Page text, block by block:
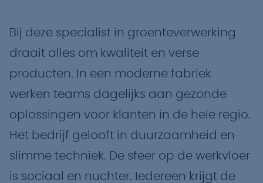
Bij deze specialist in groenteverwerking
draait alles om kwaliteit en verse
producten. In een moderne fabriek
werken teams dagelijks aan gezonde
oplossingen voor klanten in de hele regio.
Het bedrijf gelooft in duurzaamheid en
slimme techniek. De sfeer op de werkvloer
is sociaal en nuchter. Iedereen krijgt de